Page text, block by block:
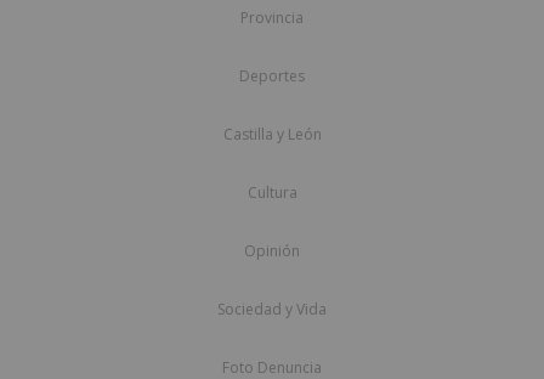
Provincia
Deportes
Castilla y León
Cultura
Opinión
Sociedad y Vida
Foto Denuncia